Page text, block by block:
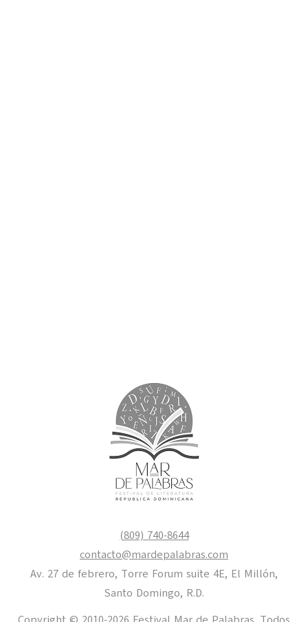
(809) 740-8644
contacto@mardepalabras.com
Av. 27 de febrero, Torre Forum suite 4E, El Millón,
Santo Domingo, R.D.